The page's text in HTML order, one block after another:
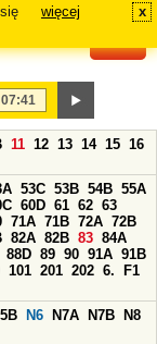
więcej x
11 12 13 14 15 16
53C 53B 54B 55A
60D 61 62 63
71A 71B 72A 72B
82A 82B 83 84A
88D 89 90 91A 91B
101 201 202 6.
F1
N6 N7A N7B
N8